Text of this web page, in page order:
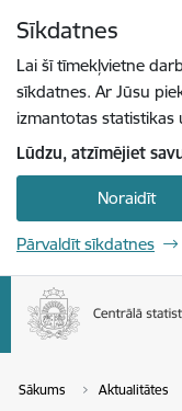
Sīkdatnes
Lai šī tīmekļvietne
sīkdatnes. Ar Jūsu
izmantotas statistikas
Lūdzu, atzīmējiet
Noraidīt
Pārvaldīt sīkdatnes
Sākums Aktualitātes